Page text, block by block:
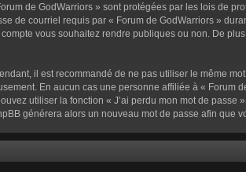
de GodWarriors » sont protégées par les lois de
de courriel requis par « Forum de GodWarriors »
vous souhaitez rendre publiques ou non. De
il est recommandé de ne pas utiliser le même
En aucun cas une personne affiliée à «
utiliser la fonction « J’ai perdu mon mot de
générera alors un nouveau mot de passe afin que